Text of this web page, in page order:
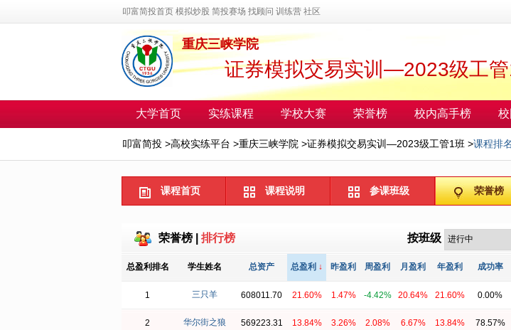
叩富简投首页 模拟炒股 简投赛场 找顾问 训练营 社区
重庆三峡学院
证券模拟交易实训—2023级工
大学首页 实练课程 学校大赛 荣誉榜 校内高手榜
叩富简投 >高校实练平台 >重庆三峡学院 >证券模拟交易实训—2023级工管1班 >课程排名
课程首页 课程说明 参课班级 荣誉榜
荣誉榜 排行榜 按班级
总盈利排名 学生姓名 总资产 总盈利 ↓ 昨盈利 周盈利 月盈利 年盈利 成功率
1 三只羊 608011.70 21.60% 1.47% -4.42% 20.64% 21.60% 0.00%
2 华尔街之狼 569223.31 13.84% 3.26% 2.08% 6.67% 13.84% 78.57%